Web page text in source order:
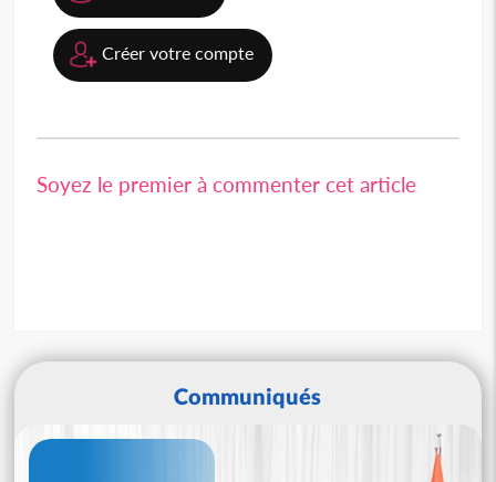
Créer votre compte
Soyez le premier à commenter cet article
Communiqués